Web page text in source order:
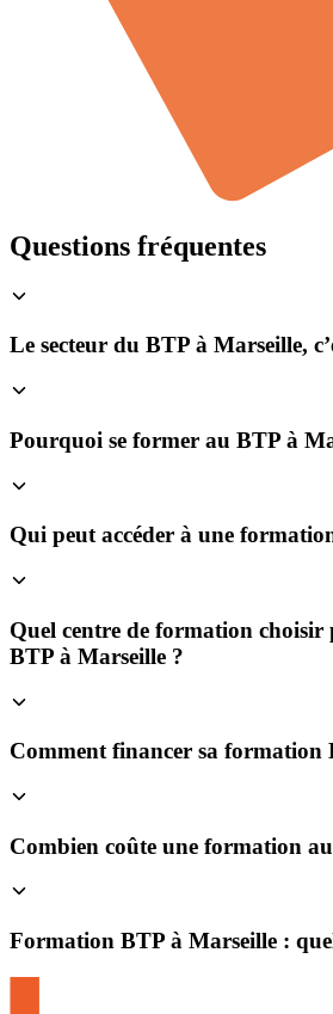
Questions fréquentes
Le secteur du BTP à Marseille,
Pourquoi se former au BTP à
Qui peut accéder à une
Quel centre de formation choisir
BTP à Marseille ?
Comment financer sa formation
Combien coûte une formation
Formation BTP à Marseille :